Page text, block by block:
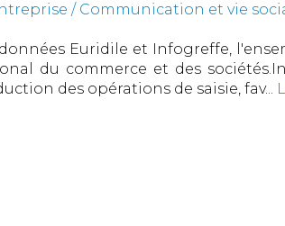
/ Communication et vie
Euridile et Infogreffe,
du commerce et des
des opérations de saisie, fav...